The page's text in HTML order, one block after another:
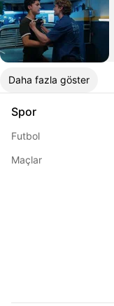
Daha fazla göster
Spor
Futbol
Maçlar